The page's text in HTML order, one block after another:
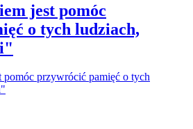
jest pomóc
o tych ludziach,